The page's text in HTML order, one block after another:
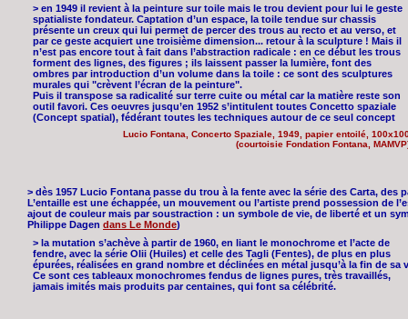
> en 1949 il revient à la peinture sur toile mais le trou devient pour lui le geste
spatialiste fondateur. Captation d’un espace, la toile tendue sur chassis
présente un creux qui lui permet de percer des trous au recto et au verso, et
par ce geste acquiert une troisième dimension... retour à la sculpture ! Mais il
n’est pas encore tout à fait dans l’abstraction radicale : en ce début les trous
forment des lignes, des figures ; ils laissent passer la lumière, font des
ombres par introduction d’un volume dans la toile : ce sont des sculptures
murales qui "crèvent l’écran de la peinture".
Puis il transpose sa radicalité sur terre cuite ou métal car la matière reste son
outil favori. Ces oeuvres jusqu’en 1952 s’intitulent toutes Concetto spaziale
(Concept spatial), fédérant toutes les techniques autour de ce seul concept
Lucio Fontana, Concerto Spaziale, 1949, papier entoilé,
(courtoisie Fondation Fontana,
> dès 1957 Lucio Fontana passe du trou à la fente avec la série des Carta, des
L’entaille est une échappée, un mouvement ou l’artiste prend possession de
ajout de couleur mais par soustraction : un symbole de vie, de liberté et un
Philippe Dagen dans Le Monde)
> la mutation s’achève à partir de 1960, en liant le monochrome et l’acte de
fendre, avec la série Olii (Huiles) et celle des Tagli (Fentes), de plus en plus
épurées, réalisées en grand nombre et déclinées en métal jusqu’à la fin de sa
Ce sont ces tableaux monochromes fendus de lignes pures, très travaillés,
jamais imités mais produits par centaines, qui font sa célébrité.